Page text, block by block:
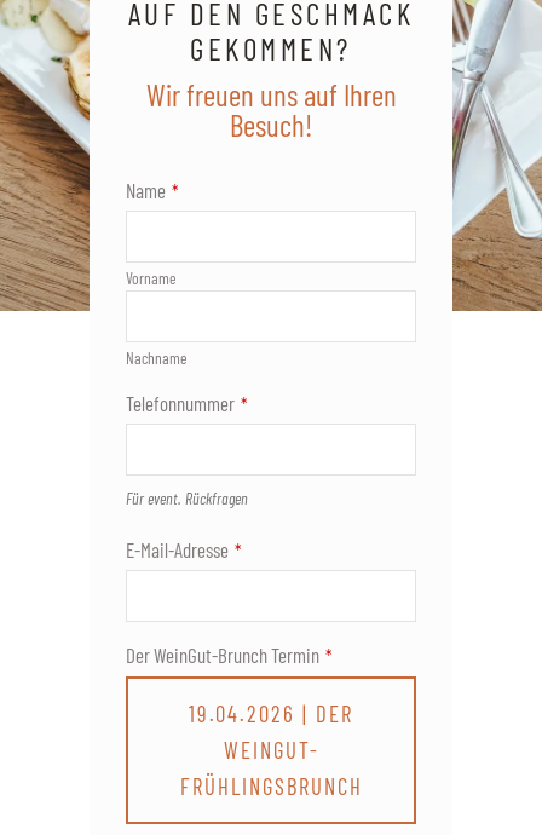
AUF DEN GESCHMACK
GEKOMMEN?
Wir freuen uns auf Ihren
Besuch!
Email *
Name *
Vorname
Nachname
Telefonnummer *
Für event. Rückfragen
E-Mail-Adresse *
Der WeinGut-Brunch Termin *
19.04.2026 | DER
WEINGUT-
FRÜHLINGSBRUNCH